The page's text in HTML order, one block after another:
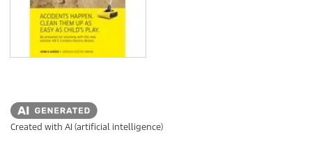
Created with AI (artificial intelligence)